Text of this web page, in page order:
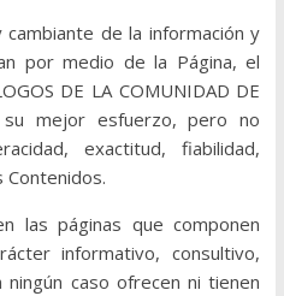
de la información y
por medio de la Página, el
DE LA COMUNIDAD DE
su mejor esfuerzo, pero no
exactitud, fiabilidad,
Contenidos.
las páginas que componen
informativo, consultivo,
caso ofrecen ni tienen